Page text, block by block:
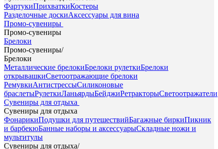
ФартукиПрихваткиКостеры
Разделочные доскиАксессуары для вина
Промо-сувениры
Промо-сувениры
Брелоки
Промо-сувениры/
Брелоки
Металлические брелокиБрелоки рулеткиБрелоки
открывашкиСветоотражающие брелоки
РемувкиАнтистрессыСиликоновые
браслетыРулеткиЛаньярдыБейджиРетракторыСветоотражатели
Сувениры для отдыха
Сувениры для отдыха
ФонарикиПодушки для путешествийБагажные биркиПикник
и барбекюБанные наборы и аксессуарыСкладные ножи и
мультитулы
Сувениры для отдыха/